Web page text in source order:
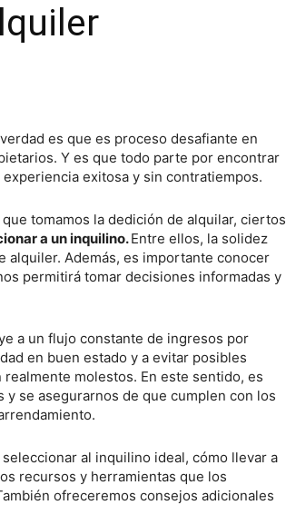
es que es proceso desafiante en
Y es que todo parte por encontrar
exitosa y sin contratiempos.
tomamos la dedición de alquilar, ciertos
a un inquilino.Entre ellos, la solidez
alquiler. Además, es importante conocer
permitirá tomar decisiones informadas y
a un flujo constante de ingresos por
en buen estado y a evitar posibles
molestos. En este sentido, es
se asegurarnos de que cumplen con los
al inquilino ideal, cómo llevar a
recursos y herramientas que los
ofreceremos consejos adicionales